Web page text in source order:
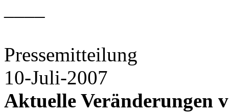
Pressemitteilung
10-Juli-2007
Aktuelle Veränderungen